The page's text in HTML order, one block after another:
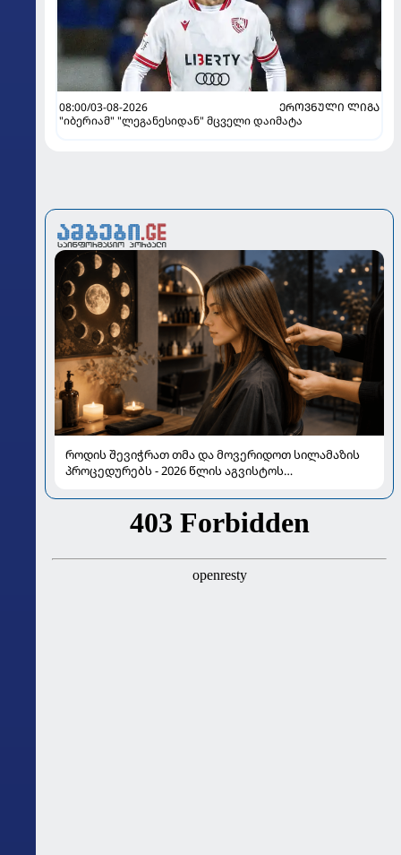
08:00/03-08-2026
ᲔᲠᲝᲕᲜᲣᲚᲘ ᲚᲘᲒᲐ
"იბერიამ" "ლეგანესიდან" მცველი დაიმატა
როდის შევიჭრათ თმა და მოვერიდოთ სილამაზის
პროცედურებს - 2026 წლის აგვისტოს